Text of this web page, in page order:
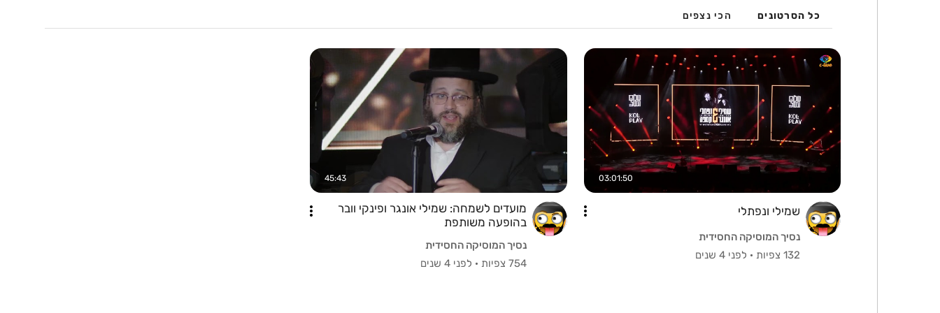
כל הסרטונים הכי נצפים
03:01:50
שמילי ונפתלי
נסיך המוסיקה החסידית
132 צפיות
· לפני 4 שנים
45:43
מועדים לשמחה: שמילי אונגר ופינקי וובר
בהופעה משותפת
נסיך המוסיקה החסידית
754 צפיות
· לפני 4 שנים